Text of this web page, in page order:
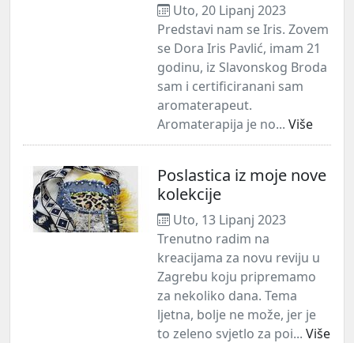
Uto, 20 Lipanj 2023
Predstavi nam se Iris. Zovem
se Dora Iris Pavlić, imam 21
godinu, iz Slavonskog Broda
sam i certificiranani sam
aromaterapeut.
Aromaterapija je no... Više
Poslastica iz moje nove
kolekcije
Uto, 13 Lipanj 2023
Trenutno radim na
kreacijama za novu reviju u
Zagrebu koju pripremamo
za nekoliko dana. Tema
ljetna, bolje ne može, jer je
to zeleno svjetlo za poi... Više